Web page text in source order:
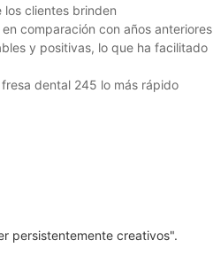
los clientes brinden
comparación con años anteriores
y positivas, lo que ha facilitado
dental 245 lo más rápido
persistentemente creativos".